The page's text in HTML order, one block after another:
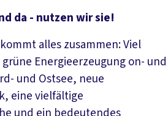
da - nutzen wir sie!
alles zusammen: Viel
Energieerzeugung on- und
und Ostsee, neue
eine vielfältige